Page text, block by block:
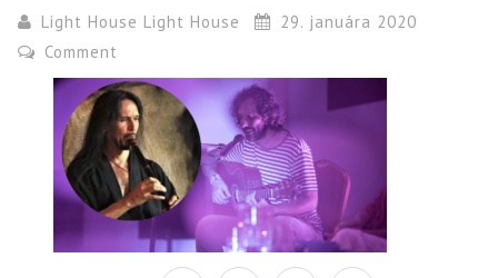
Light House Light House
29. januára 2020
Comment